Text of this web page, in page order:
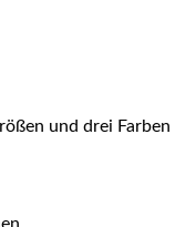
und drei Farben